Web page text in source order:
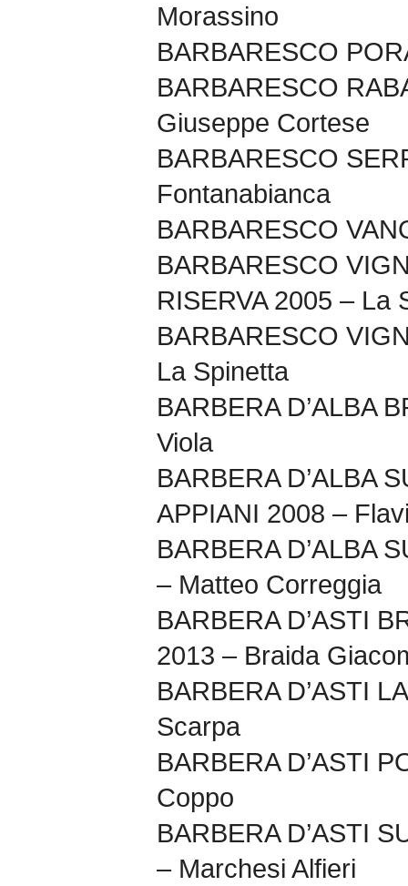
Morassino
BARBARESCO
BARBARESCO
Giuseppe Cortese
BARBARESCO
Fontanabianca
BARBARESCO
BARBARESCO
RISERVA 2005 – La
BARBARESCO
La Spinetta
BARBERA D’ALBA
Viola
BARBERA D’ALBA
APPIANI 2008 –
BARBERA D’ALBA
– Matteo Correggia
BARBERA D’ASTI
2013 – Braida
BARBERA D’ASTI
Scarpa
BARBERA D’ASTI
Coppo
BARBERA D’ASTI
– Marchesi Alfieri